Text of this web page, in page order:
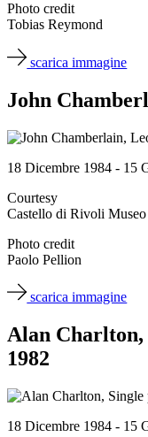
Photo credit
Tobias Reymond
scarica immagine
John
18 Dicembre 1984 - 15
Courtesy
Castello di Rivoli
Photo credit
Paolo Pellion
scarica immagine
Alan Charlton,
1982
18 Dicembre 1984 - 15